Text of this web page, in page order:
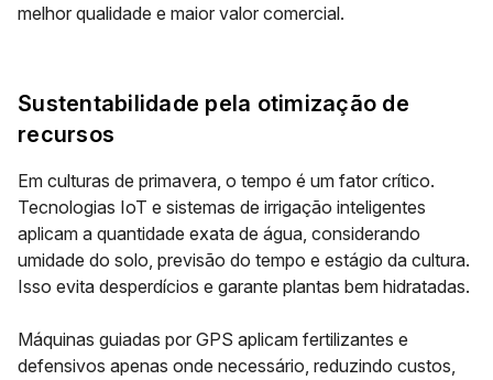
melhor qualidade e maior valor comercial.
Sustentabilidade pela otimização de
recursos
Em culturas de primavera, o tempo é um fator crítico.
Tecnologias IoT e sistemas de irrigação inteligentes
aplicam a quantidade exata de água, considerando
umidade do solo, previsão do tempo e estágio da cultura.
Isso evita desperdícios e garante plantas bem hidratadas.
Máquinas guiadas por GPS aplicam fertilizantes e
defensivos apenas onde necessário, reduzindo custos,